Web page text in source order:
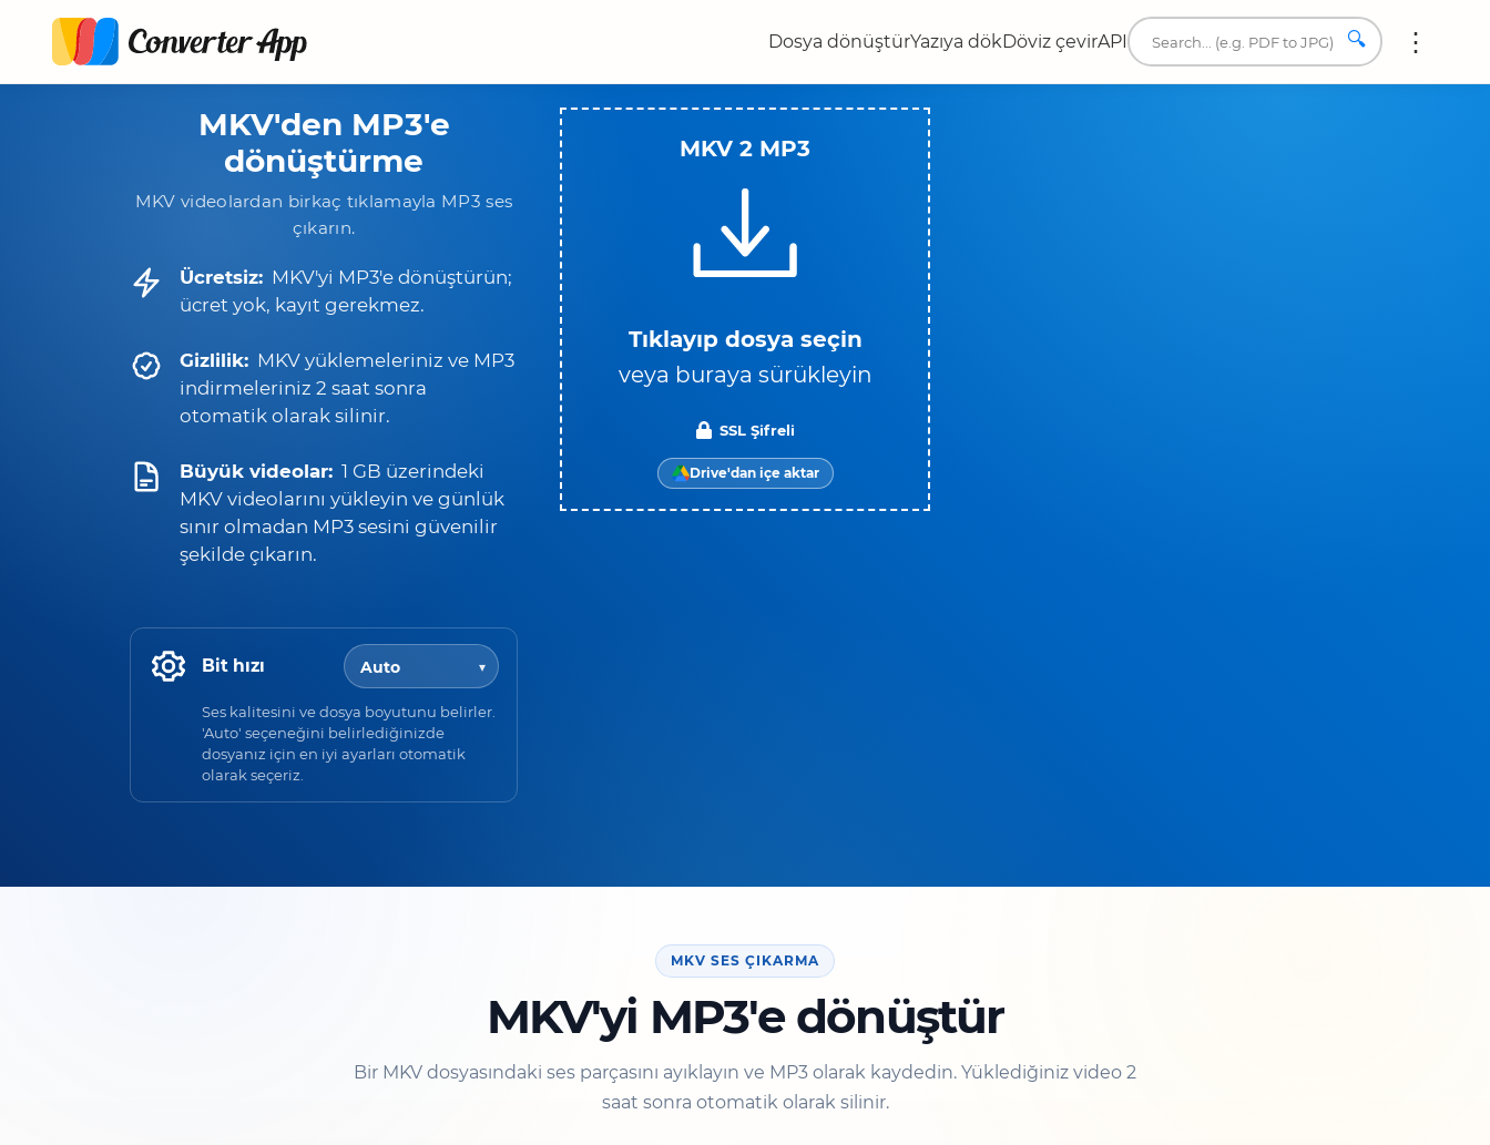
Dosya dönüştürYazıya dökDöviz çevirAPI 🔍
MKV'den MP3'e
dönüştürme
MKV videolardan birkaç tıklamayla MP3 ses
çıkarın.
Ücretsiz: MKV'yi MP3'e dönüştürün;
ücret yok, kayıt gerekmez.
Gizlilik: MKV yüklemeleriniz ve MP3
indirmeleriniz 2 saat sonra
otomatik olarak silinir.
Büyük videolar: 1 GB üzerindeki
MKV videolarını yükleyin ve günlük
sınır olmadan MP3 sesini güvenilir
şekilde çıkarın.
Bit hızı
Ses kalitesini ve dosya boyutunu belirler.
'Auto' seçeneğini belirlediğinizde
dosyanız için en iyi ayarları otomatik
olarak seçeriz.
MKV 2 MP3
Tıklayıp dosya seçin
veya buraya sürükleyin
SSL Şifreli
Drive'dan içe aktar
MKV SES ÇIKARMA
MKV'yi MP3'e dönüştür
Bir MKV dosyasındaki ses parçasını ayıklayın ve MP3 olarak kaydedin. Yüklediğiniz video 2
saat sonra otomatik olarak silinir.